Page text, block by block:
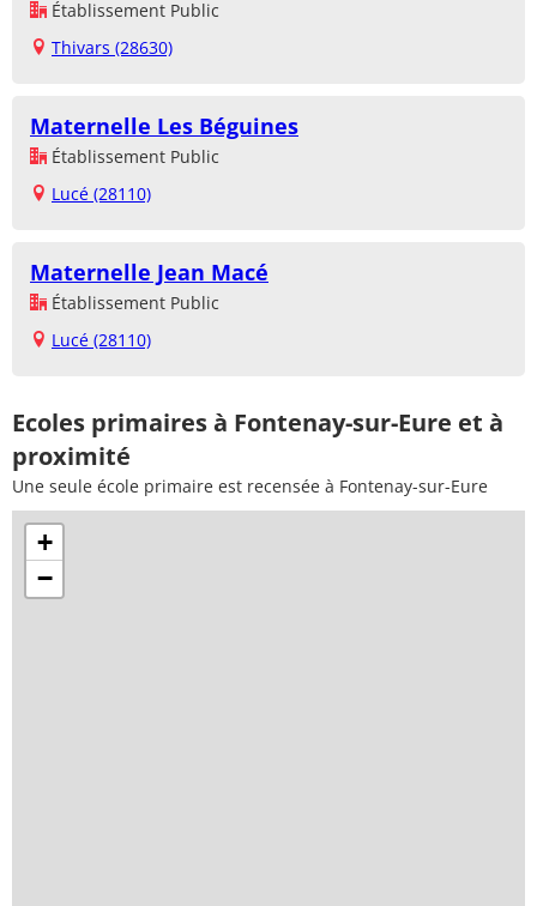
Établissement Public
Thivars (28630)
Maternelle Les Béguines
Établissement Public
Lucé (28110)
Maternelle Jean Macé
Établissement Public
Lucé (28110)
Ecoles primaires à Fontenay-sur-Eure et à
proximité
Une seule école primaire est recensée à Fontenay-sur-Eure
+
−